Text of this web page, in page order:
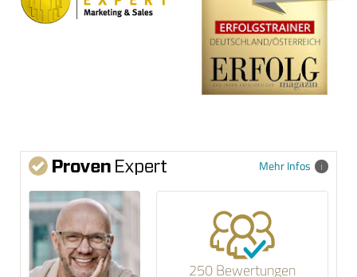
Mehr Infos
250 Bewertungen